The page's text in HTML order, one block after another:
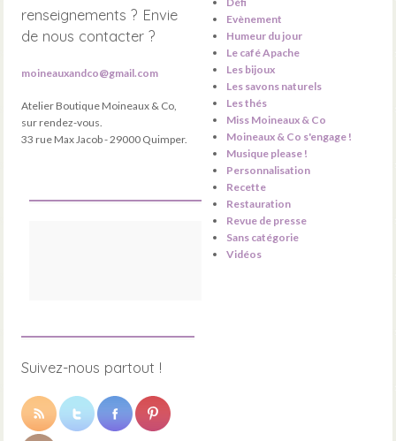
Evènement
Humeur du jour
Le café Apache
Les bijoux
Les savons naturels
Les thés
Miss Moineaux & Co
Moineaux & Co s'engage !
Musique please !
Personnalisation
Recette
Restauration
Revue de presse
Sans catégorie
Vidéos
renseignements ? Envie
de nous contacter ?
moineauxandco@gmail.com
Atelier Boutique Moineaux & Co,
sur rendez-vous.
33 rue Max Jacob - 29000 Quimper.
Suivez-nous partout !